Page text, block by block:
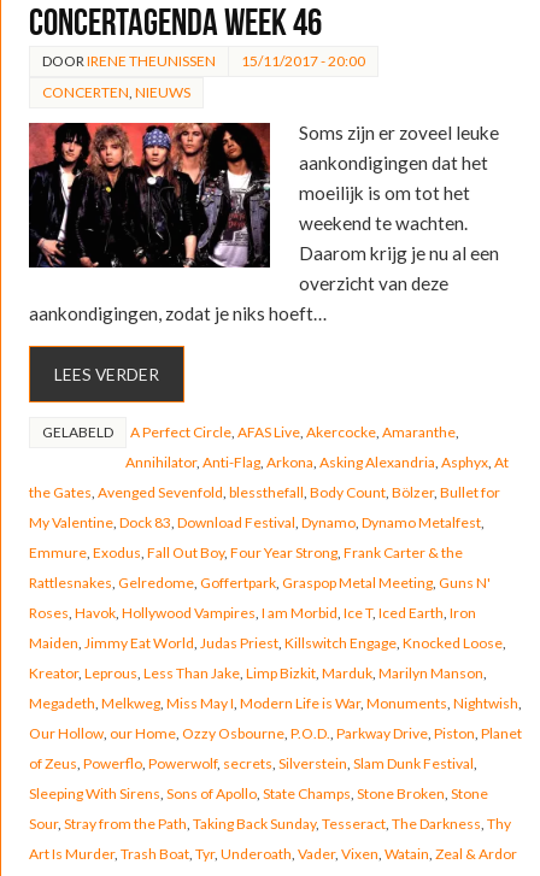
Concertagenda week 46
DOOR IRENE THEUNISSEN
15/11/2017 - 20:00
CONCERTEN NIEUWS
Soms zijn er zoveel leuke
aankondigingen dat het
moeilijk is om tot het
weekend te wachten.
Daarom krijg je nu al een
overzicht van deze
aankondigingen, zodat je niks hoeft…
LEES VERDER
GELABELD A Perfect Circle, AFAS Live, Akercocke, Amaranthe,
Annihilator, Anti-Flag, Arkona Asking Alexandria Asphyx, At
the Gates Avenged Sevenfold blessthefall Body Count, Bölzer, Bullet for
My Valentine, Dock 83 Download Festival Dynamo, Dynamo Metalfest,
Emmure, Exodus Fall Out Boy, Four Year Strong, Frank Carter & the
Rattlesnakes Gelredome, Goffertpark, Graspop Metal Meeting, Guns N'
Roses Havok, Hollywood Vampires I am Morbid Ice T, Iced Earth Iron
Maiden Jimmy Eat World Judas Priest, Killswitch Engage, Knocked Loose,
Kreator, Leprous Less Than Jake, Limp Bizkit, Marduk, Marilyn Manson
Megadeth Melkweg, Miss May I Modern Life is War, Monuments Nightwish
Our Hollow, our Home, Ozzy Osbourne, P.O.D. Parkway Drive, Piston Planet
of Zeus Powerflo, Powerwolf, secrets Silverstein Slam Dunk Festival
Sleeping With Sirens Sons of Apollo, State Champs Stone Broken Stone
Sour, Stray from the Path Taking Back Sunday, Tesseract, The Darkness Thy
Art Is Murder, Trash Boat, Tyr, Underoath Vader, Vixen Watain Zeal & Ardor